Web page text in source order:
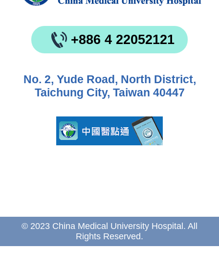
+886 4 22052121
No. 2, Yude Road, North District,
Taichung City, Taiwan 40447
© 2023 China Medical University Hospital. All
Rights Reserved.